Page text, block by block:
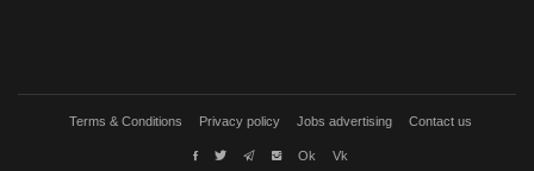
Terms & Conditions Privacy policy Jobs advertising Contact us
Ok Vk